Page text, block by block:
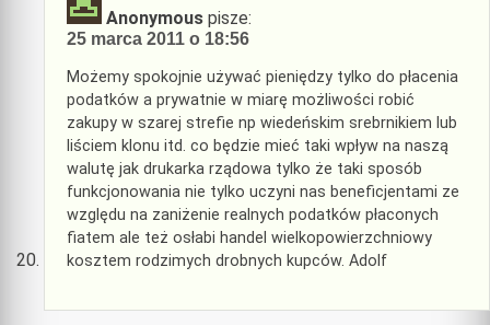
Anonymous pisze:
25 marca 2011 o 18:56
Możemy spokojnie używać pieniędzy tylko do płacenia
podatków a prywatnie w miarę możliwości robić
zakupy w szarej strefie np wiedeńskim srebrnikiem lub
liściem klonu itd. co będzie mieć taki wpływ na naszą
walutę jak drukarka rządowa tylko że taki sposób
funkcjonowania nie tylko uczyni nas beneficjentami ze
względu na zaniżenie realnych podatków płaconych
fiatem ale też osłabi handel wielkopowierzchniowy
kosztem rodzimych drobnych kupców. Adolf